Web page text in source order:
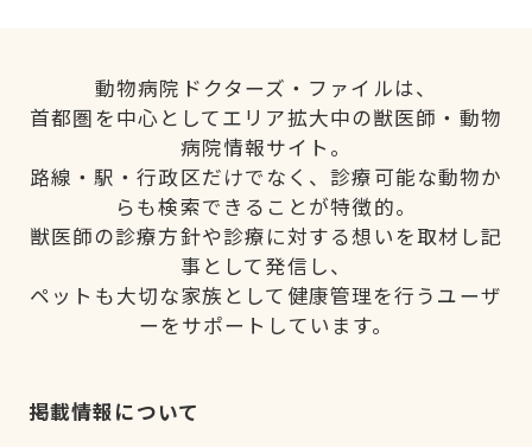
動物病院ドクターズ・ファイルは、
首都圏を中心としてエリア拡大中の獣医師・動物
病院情報サイト。
路線・駅・行政区だけでなく、診療可能な動物か
らも検索できることが特徴的。
獣医師の診療方針や診療に対する想いを取材し記
事として発信し、
ペットも大切な家族として健康管理を行うユーザ
ーをサポートしています。
掲載情報について